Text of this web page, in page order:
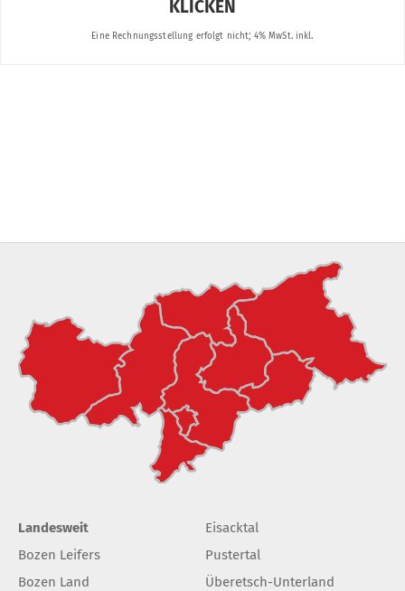
Landesweit
Bozen Leifers
Bozen Land
Eisacktal
Pustertal
Überetsch-Unterland